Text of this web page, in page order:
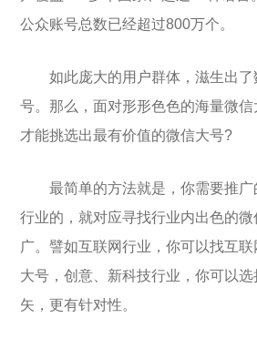
公众账号总数已经超过800万个。
如此庞大的用户群体，滋生出了
号。那么，面对形形色色的海量微
才能挑选出最有价值的微信大号?
最简单的方法就是，你需要推广
行业的，就对应寻找行业内出色的
广。譬如互联网行业，你可以找互
大号，创意、新科技行业，你可以
矢，更有针对性。